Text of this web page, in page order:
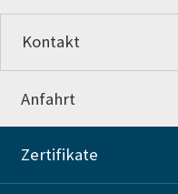
Kontakt
Anfahrt
Zertifikate